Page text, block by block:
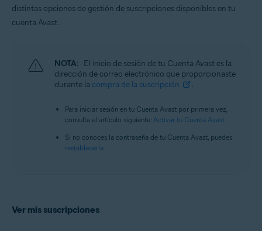
distintas opciones de gestión de suscripciones disponibles en tu
cuenta Avast.
NOTA: El inicio de sesión de tu Cuenta Avast es la
dirección de correo electrónico que proporcionaste
durante la compra de la suscripción .
Para iniciar sesión en tu Cuenta Avast por primera vez,
consulta el artículo siguiente: Activar tu Cuenta Avast.
Si no conoces la contraseña de tu Cuenta Avast, puedes
restablecerla.
Ver mis suscripciones